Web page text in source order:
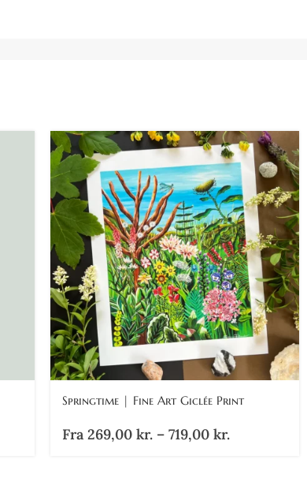
Springtime | Fine Art Giclée Print
Fra 269,00 kr. – 719,00 kr.